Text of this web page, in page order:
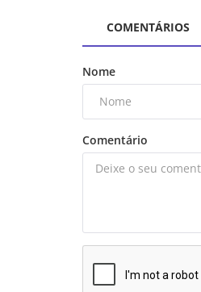
COMENTÁRIOS
Nome
Comentário